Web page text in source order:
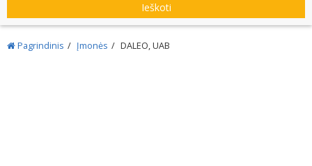
Ieškoti
Pagrindinis Įmonės DALEO, UAB